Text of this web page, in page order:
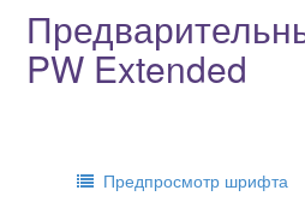
PW Extended
Предпросмотр шрифта